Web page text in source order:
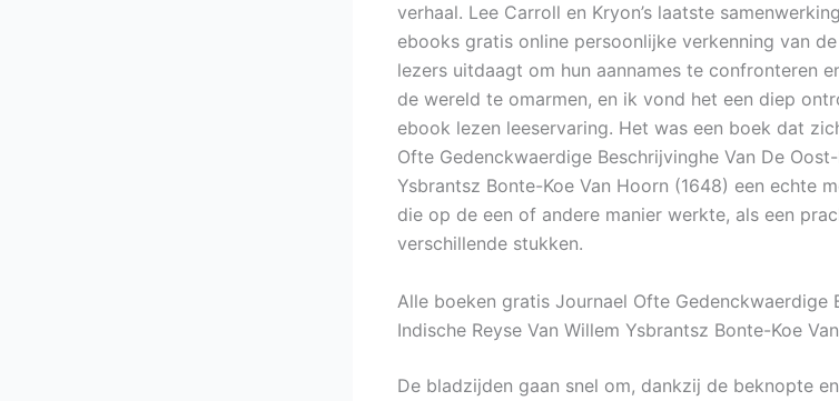
verhaal. Lee Carroll en Kryon’s laatste
ebooks gratis online persoonlijke verkenning van
lezers uitdaagt om hun aannames te confronteren
de wereld te omarmen, en ik vond het een diep
ebook lezen leeservaring. Het was een boek dat
Ofte Gedenckwaerdige Beschrijvinghe Van De
Ysbrantsz Bonte-Koe Van Hoorn (1648) een echte
die op de een of andere manier werkte, als een
verschillende stukken.
Alle boeken gratis Journael Ofte Gedenckwaerdige
Indische Reyse Van Willem Ysbrantsz Bonte-Koe
De bladzijden gaan snel om, dankzij de beknopte